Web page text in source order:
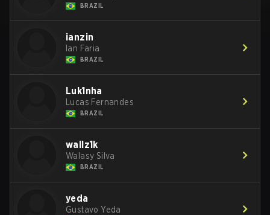
BRAZIL
ianzin
Ian Faria
BRAZIL
Luk1nha
Lucas Fernandes
BRAZIL
wallz1k
Walasy Silva
BRAZIL
yeda
Gustavo Yeda